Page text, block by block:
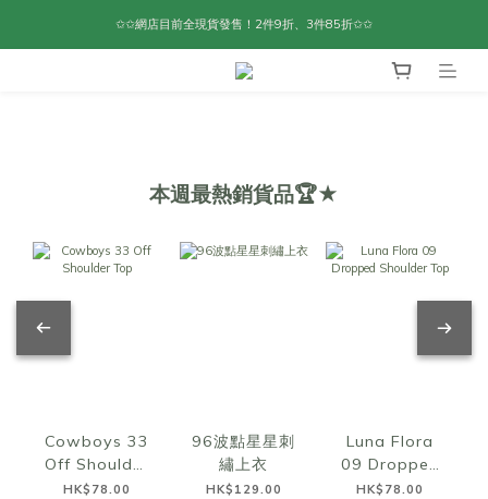
✩✩網店目前全現貨發售！2件9折、3件85折✩✩
本週最熱銷貨品🏆★
Cowboys 33
Off Shoulder
Top
HK$78.00
96波點星星刺
繡上衣
HK$129.00
Luna Flora
09 Dropped
Shoulder Top
HK$78.00